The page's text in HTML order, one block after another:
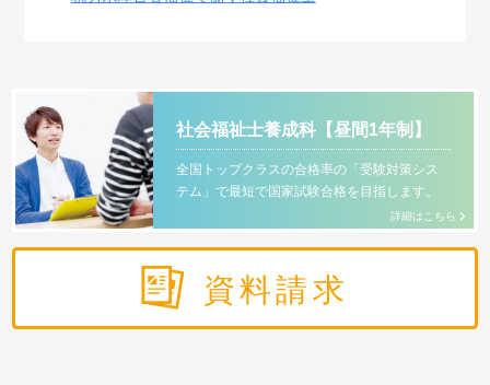
社会福祉士養成科【昼間1年制】
全国トップクラスの合格率の「受験対策シス
テム」で最短で国家試験合格を目指します。
詳細はこちら
資料請求